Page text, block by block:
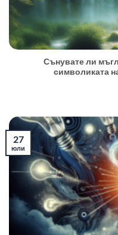
Сънувате ли
символиката
27
юли